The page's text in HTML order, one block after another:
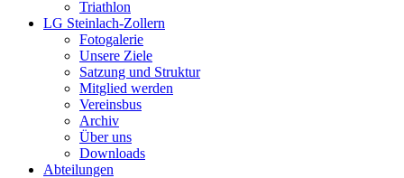
Triathlon
LG Steinlach-Zollern
Fotogalerie
Unsere Ziele
Satzung und Struktur
Mitglied werden
Vereinsbus
Archiv
Über uns
Downloads
Abteilungen